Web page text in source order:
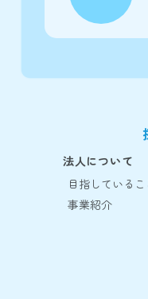
法人について
目指しているこ
事業紹介